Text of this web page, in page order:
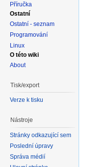
Příručka
Ostatní
Ostatní - seznam
Programování
Linux
O této wiki
About
Tisk/export
Verze k tisku
Nástroje
Stránky odkazující sem
Poslední úpravy
Správa médií